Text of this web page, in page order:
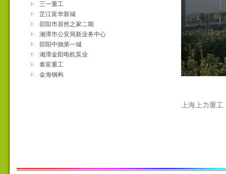
上海上力重工
三一重工
芷江富华新城
邵阳市居然之家二期
湘潭市公安局新业务中心
邵阳中驰第一城
湘潭金阳电机泵业
泰富重工
金海钢构